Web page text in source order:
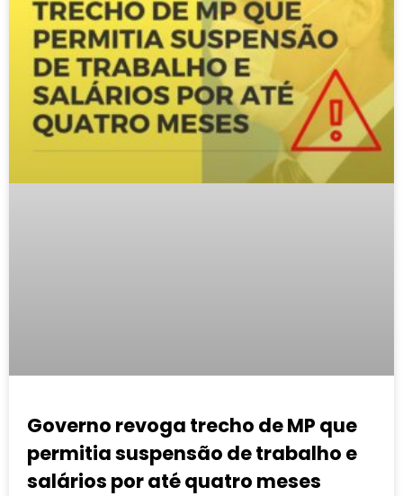
Governo revoga trecho de MP que
permitia suspensão de trabalho e
salários por até quatro meses